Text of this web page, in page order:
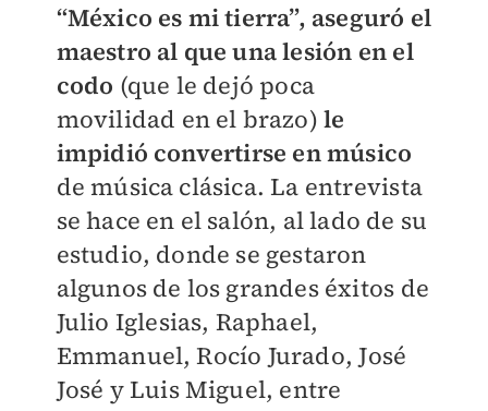
“México es mi tierra”, aseguró el
maestro al que una lesión en el
codo (que le dejó poca
movilidad en el brazo)le
impidió convertirse en músico
de música clásica. La entrevista
se hace en el salón, al lado de su
estudio, donde se gestaron
algunos de los grandes éxitos de
Julio Iglesias, Raphael,
Emmanuel, Rocío Jurado, José
José y Luis Miguel, entre